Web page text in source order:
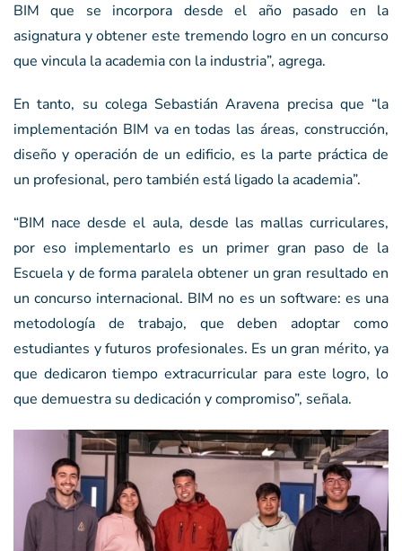
BIM que se incorpora desde el año pasado en la
asignatura y obtener este tremendo logro en un concurso
que vincula la academia con la industria”, agrega.
En tanto, su colega Sebastián Aravena precisa que “la
implementación BIM va en todas las áreas, construcción,
diseño y operación de un edificio, es la parte práctica de
un profesional, pero también está ligado la academia”.
“BIM nace desde el aula, desde las mallas curriculares,
por eso implementarlo es un primer gran paso de la
Escuela y de forma paralela obtener un gran resultado en
un concurso internacional. BIM no es un software: es una
metodología de trabajo, que deben adoptar como
estudiantes y futuros profesionales. Es un gran mérito, ya
que dedicaron tiempo extracurricular para este logro, lo
que demuestra su dedicación y compromiso”, señala.